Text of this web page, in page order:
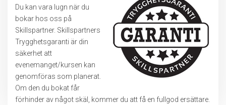
Du kan vara lugn när du
bokar hos oss på
Skillspartner. Skillspartners
Trygghetsgaranti är din
säkerhet att
evenemanget/kursen kan
genomföras som planerat.
Om den du bokat får
förhinder av något skäl, kommer du att få en fullgod ersättare.